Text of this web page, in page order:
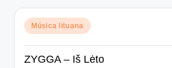
Posted
in
Música lituana
ZYGGA – Iš Lėto